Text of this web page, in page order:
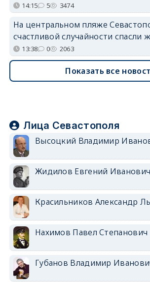
14:15 5 3474
На центральном пляже
счастливой случайности спасли
13:38 0 2063
Показать все
Лица Севастополя
Высоцкий Владимир
Жидилов Евгений Иванович
Красильников Александр
Нахимов Павел Степанович
Губанов Владимир